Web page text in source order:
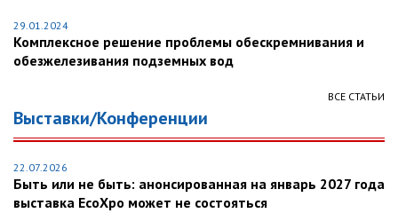
29.01.2024
Комплексное решение проблемы обескремнивания и
обезжелезивания подземных вод
ВСЕ СТАТЬИ
Выставки/Конференции
22.07.2026
Быть или не быть: анонсированная на январь 2027 года
выставка EcoXpo может не состояться